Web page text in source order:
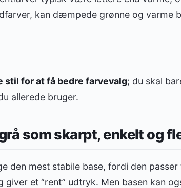
kan dæmpede grønne og varme
stil for at få bedre farvevalg; du skal
allerede bruger.
som skarpt, enkelt og
den mest stabile base, fordi den
giver et “rent” udtryk. Men basen kan